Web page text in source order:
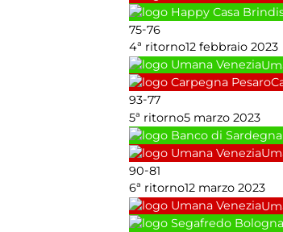
75-76
4ª ritorno12 febbraio 2023
93-77
5ª ritorno5 marzo 2023
90-81
6ª ritorno12 marzo 2023